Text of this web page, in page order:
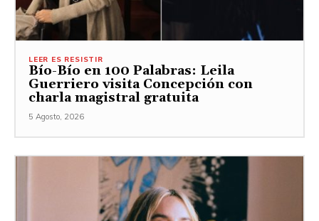
LEER ES RESISTIR
Bío-Bío en 100 Palabras: Leila
Guerriero visita Concepción con
charla magistral gratuita
5 Agosto, 2026